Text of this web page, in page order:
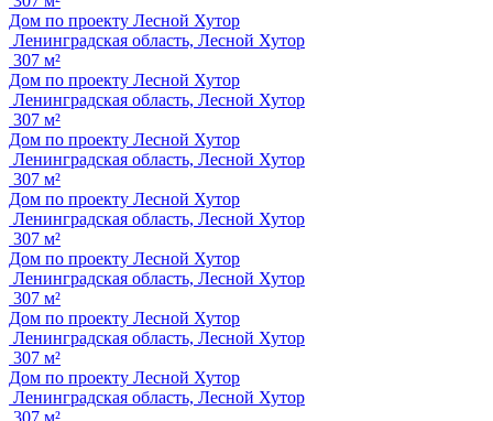
Дом по проекту Лесной Хутор
Ленинградская область, Лесной Хутор
307 м²
Дом по проекту Лесной Хутор
Ленинградская область, Лесной Хутор
307 м²
Дом по проекту Лесной Хутор
Ленинградская область, Лесной Хутор
307 м²
Дом по проекту Лесной Хутор
Ленинградская область, Лесной Хутор
307 м²
Дом по проекту Лесной Хутор
Ленинградская область, Лесной Хутор
307 м²
Дом по проекту Лесной Хутор
Ленинградская область, Лесной Хутор
307 м²
Дом по проекту Лесной Хутор
Ленинградская область, Лесной Хутор
307 м²